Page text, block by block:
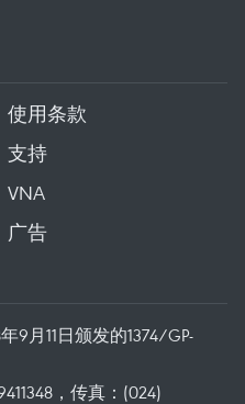
使用条款
支持
VNA
广告
9月11日颁发的1374/GP-
，传真：(024)